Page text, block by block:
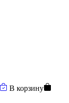
В корзину